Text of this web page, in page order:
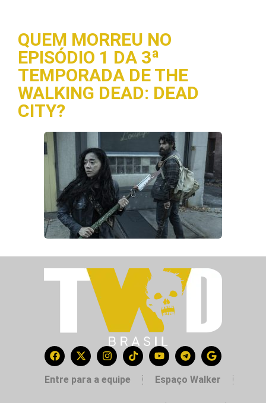
QUEM MORREU NO
EPISÓDIO 1 DA 3ª
TEMPORADA DE THE
WALKING DEAD: DEAD
CITY?
Entre para a equipe Espaço Walker